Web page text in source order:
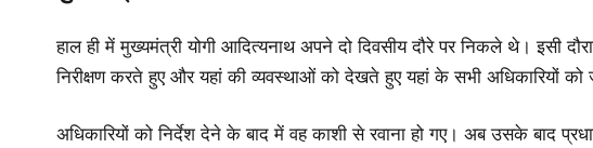
हाल ही में मुख्यमंत्री योगी आदित्यनाथ अपने दो दिवसीय दौरे पर निकले थे। इसी
निरीक्षण करते हुए और यहां की व्यवस्थाओं को देखते हुए यहां के सभी अधिकारियों को
अधिकारियों को निर्देश देने के बाद में वह काशी से रवाना हो गए। अब उसके बाद